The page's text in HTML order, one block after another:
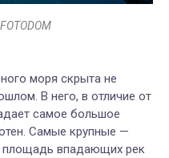
моря скрыта не
В него, в отличие от
самое большое
Самые крупные —
впадающих рек